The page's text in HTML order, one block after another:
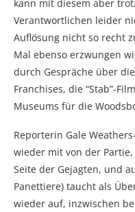
kann mit diesem aber
Verantwortlichen leider
Auflösung nicht so recht
Mal ebenso erzwungen
durch Gespräche über
Franchises, die “Stab”-
Museums für die
Reporterin Gale
wieder mit von der
Seite der Gejagten, und
Panettiere) taucht als
wieder auf, inzwischen